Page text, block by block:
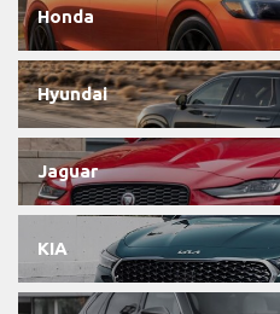
Honda
Hyundai
Jaguar
KIA